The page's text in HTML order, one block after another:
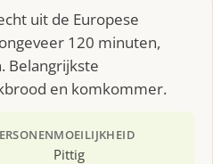
uit de Europese
120 minuten,
Belangrijkste
en komkommer.
MOEILIJKHEID
Pittig